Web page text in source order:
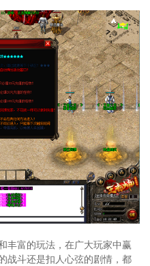
丰富的玩法，在广大玩家中赢
战斗还是扣人心弦的剧情，都